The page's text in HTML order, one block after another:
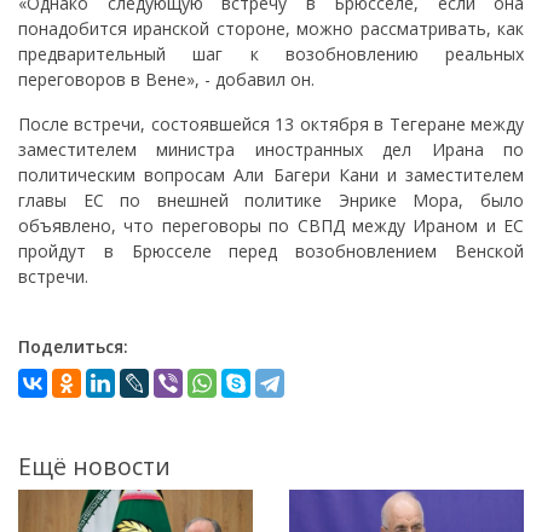
понадобится иранской стороне, можно рассматривать, как
предварительный шаг к возобновлению реальных
переговоров в Вене», - добавил он.
После встречи, состоявшейся 13 октября в Тегеране между
заместителем министра иностранных дел Ирана по
политическим вопросам Али Багери Кани и заместителем
главы ЕС по внешней политике Энрике Мора, было
объявлено, что переговоры по СВПД между Ираном и ЕС
пройдут в Брюсселе перед возобновлением Венской
встречи.
Поделиться:
Ещё новости